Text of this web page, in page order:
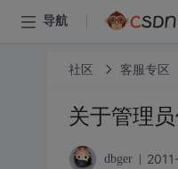
导航
社区 客服专区
关于管理
dbger